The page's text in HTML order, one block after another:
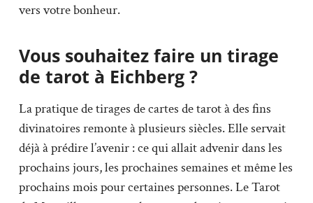
vers votre bonheur.
Vous souhaitez faire un tirage
de tarot à Eichberg ?
La pratique de tirages de cartes de tarot à des fins
divinatoires remonte à plusieurs siècles. Elle servait
déjà à prédire l’avenir : ce qui allait advenir dans les
prochains jours, les prochaines semaines et même les
prochains mois pour certaines personnes. Le Tarot